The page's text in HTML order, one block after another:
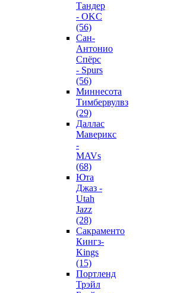
Тандер
- OKC
(56)
Сан-
Антонио
Спёрс
- Spurs
(56)
Миннесота
Тимбервулвз
(29)
Даллас
Маверикс
-
MAVs
(68)
Юта
Джаз -
Utah
Jazz
(28)
Сакраменто
Кингз-
Kings
(15)
Портленд
Трэйл